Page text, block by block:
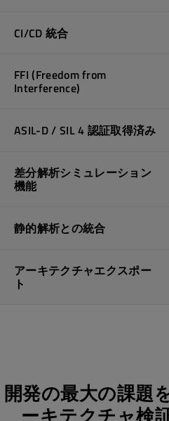
CI/CD 統合
FFI (Freedom from
Interference)
ASIL-D / SIL 4 認証取得済み
差分解析シミュレーション
機能
静的解析との統合
アーキテクチャエクスポー
ト
開発の最大の課